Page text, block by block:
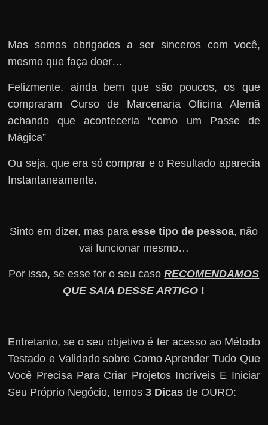
Mas somos obrigados a ser sinceros com você,
mesmo que faça doer…
Felizmente, ainda bem que são poucos, os que
compraram Curso de Marcenaria Oficina Alemã
achando que aconteceria “como um Passe de
Mágica”
Ou seja, que era só comprar e o Resultado aparecia
Instantaneamente.
Sinto em dizer, mas paraesse tipo de pessoa, não
vai funcionar mesmo…
Por isso, se esse for o seu casoRECOMENDAMOS
QUE SAIA DESSE ARTIGO !
Entretanto, se o seu objetivo é ter acesso ao Método
Testado e Validado sobre Como Aprender Tudo Que
Você Precisa Para Criar Projetos Incríveis E Iniciar
Seu Próprio Negócio, temos3 Dicas de OURO: